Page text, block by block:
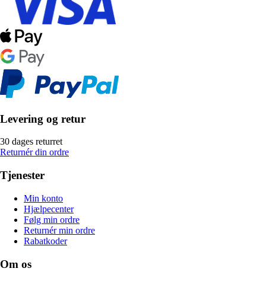
Levering og retur
30 dages returret
Returnér din ordre
Tjenester
Min konto
Hjælpecenter
Følg min ordre
Returnér min ordre
Rabatkoder
Om os